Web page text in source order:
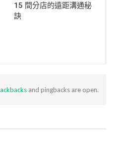
15 間分店的遠距溝通秘
訣
and pingbacks are open.